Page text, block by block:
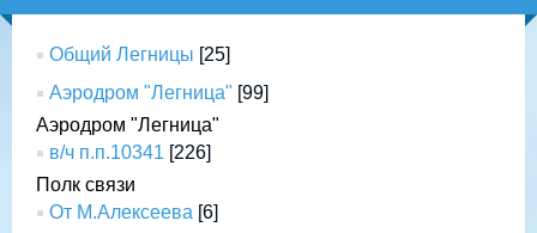
Общий Легницы [25]
Аэродром "Легница" [99]
Аэродром "Легница"
в/ч п.п.10341 [226]
Полк связи
От М.Алексеева [6]